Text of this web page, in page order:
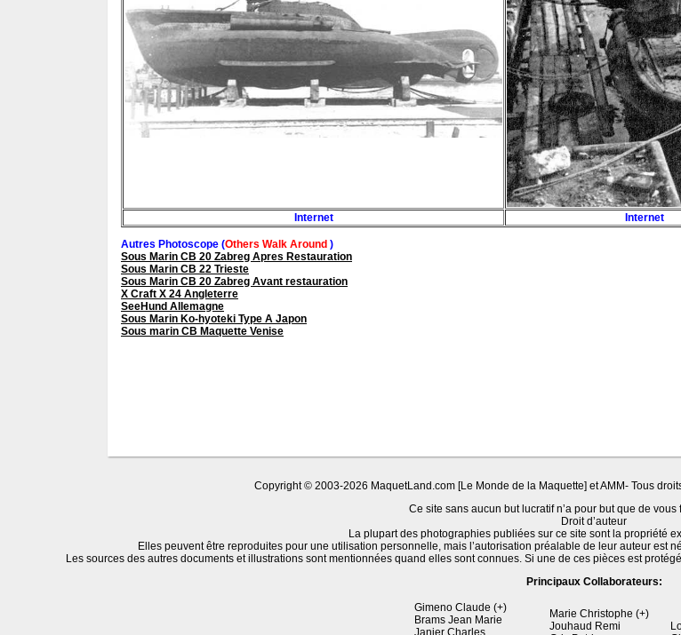
Internet Internet
Autres Photoscope (Others Walk Around )
Sous Marin CB 20 Zabreg Apres Restauration
Sous Marin CB 22 Trieste
Sous Marin CB 20 Zabreg Avant restauration
X Craft X 24 Angleterre
SeeHund Allemagne
Sous Marin Ko-hyoteki Type A Japon
Sous marin CB Maquette Venise
Copyright © 2003-2026 MaquetLand.com [Le Monde de la Maquette] et AMM- Tous
Ce site sans aucun but lucratif n’a pour but que de vous
Droit d’auteur
La plupart des photographies publiées sur ce site sont la propriété
Elles peuvent être reproduites pour une utilisation personnelle, mais l’autorisation préalable de leur auteur est
Les sources des autres documents et illustrations sont mentionnées quand elles sont connues. Si une de ces pièces est
Principaux Collaborateurs:
Gimeno Claude (+)
Brams Jean Marie
Janier Charles
Marie Christophe (+)
Jouhaud Remi